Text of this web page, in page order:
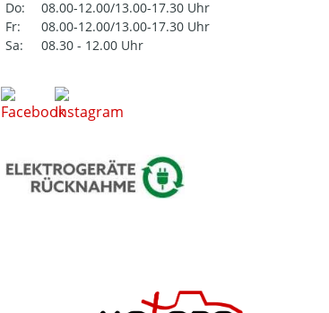
Do:
08.00-12.00/13.00-17.30 Uhr
Fr:
08.00-12.00/13.00-17.30 Uhr
Sa:
08.30 - 12.00 Uhr